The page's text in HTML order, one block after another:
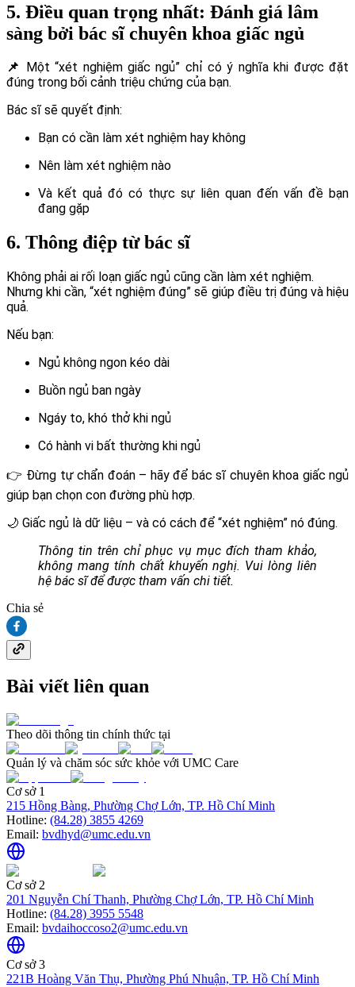
5. Điều quan trọng nhất: Đánh giá lâm
sàng bởi bác sĩ chuyên khoa giấc ngủ
📌
Một “xét nghiệm giấc ngủ” chỉ có ý nghĩa khi được đặt
đúng trong bối cảnh triệu chứng của bạn.
Bác sĩ sẽ quyết định:
Bạn có cần làm xét nghiệm hay không
Nên làm xét nghiệm nào
Và kết quả đó có thực sự liên quan đến vấn đề bạn
đang gặp
6. Thông điệp từ bác sĩ
Không phải ai rối loạn giấc ngủ cũng cần làm xét nghiệm.
Nhưng khi cần, “xét nghiệm đúng” sẽ giúp điều trị đúng và hiệu
quả.
Nếu bạn:
Ngủ không ngon kéo dài
Buồn ngủ ban ngày
Ngáy to, khó thở khi ngủ
Có hành vi bất thường khi ngủ
👉 Đừng tự chẩn đoán – hãy để bác sĩ chuyên khoa giấc ngủ
giúp bạn chọn con đường phù hợp.
🌙 Giấc ngủ là dữ liệu – và có cách để “xét nghiệm” nó đúng.
Thông tin trên chỉ phục vụ mục đích tham khảo,
không mang tính chất khuyến nghị. Vui lòng liên
hệ bác sĩ để được tham vấn chi tiết.
Chia sẻ
Bài viết liên quan
Theo dõi thông tin chính thức tại
Quản lý và chăm sóc sức khỏe với UMC Care
Cơ sở 1
215 Hồng Bàng, Phường Chợ Lớn, TP. Hồ Chí Minh
Hotline: (84.28) 3855 4269
Email: bvdhyd@umc.edu.vn
Cơ sở 2
201 Nguyễn Chí Thanh, Phường Chợ Lớn, TP. Hồ Chí Minh
Hotline: (84.28) 3955 5548
Email: bvdaihoccoso2@umc.edu.vn
Cơ sở 3
221B Hoàng Văn Thụ, Phường Phú Nhuận, TP. Hồ Chí Minh